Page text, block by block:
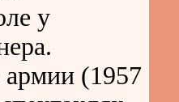
у
(1957